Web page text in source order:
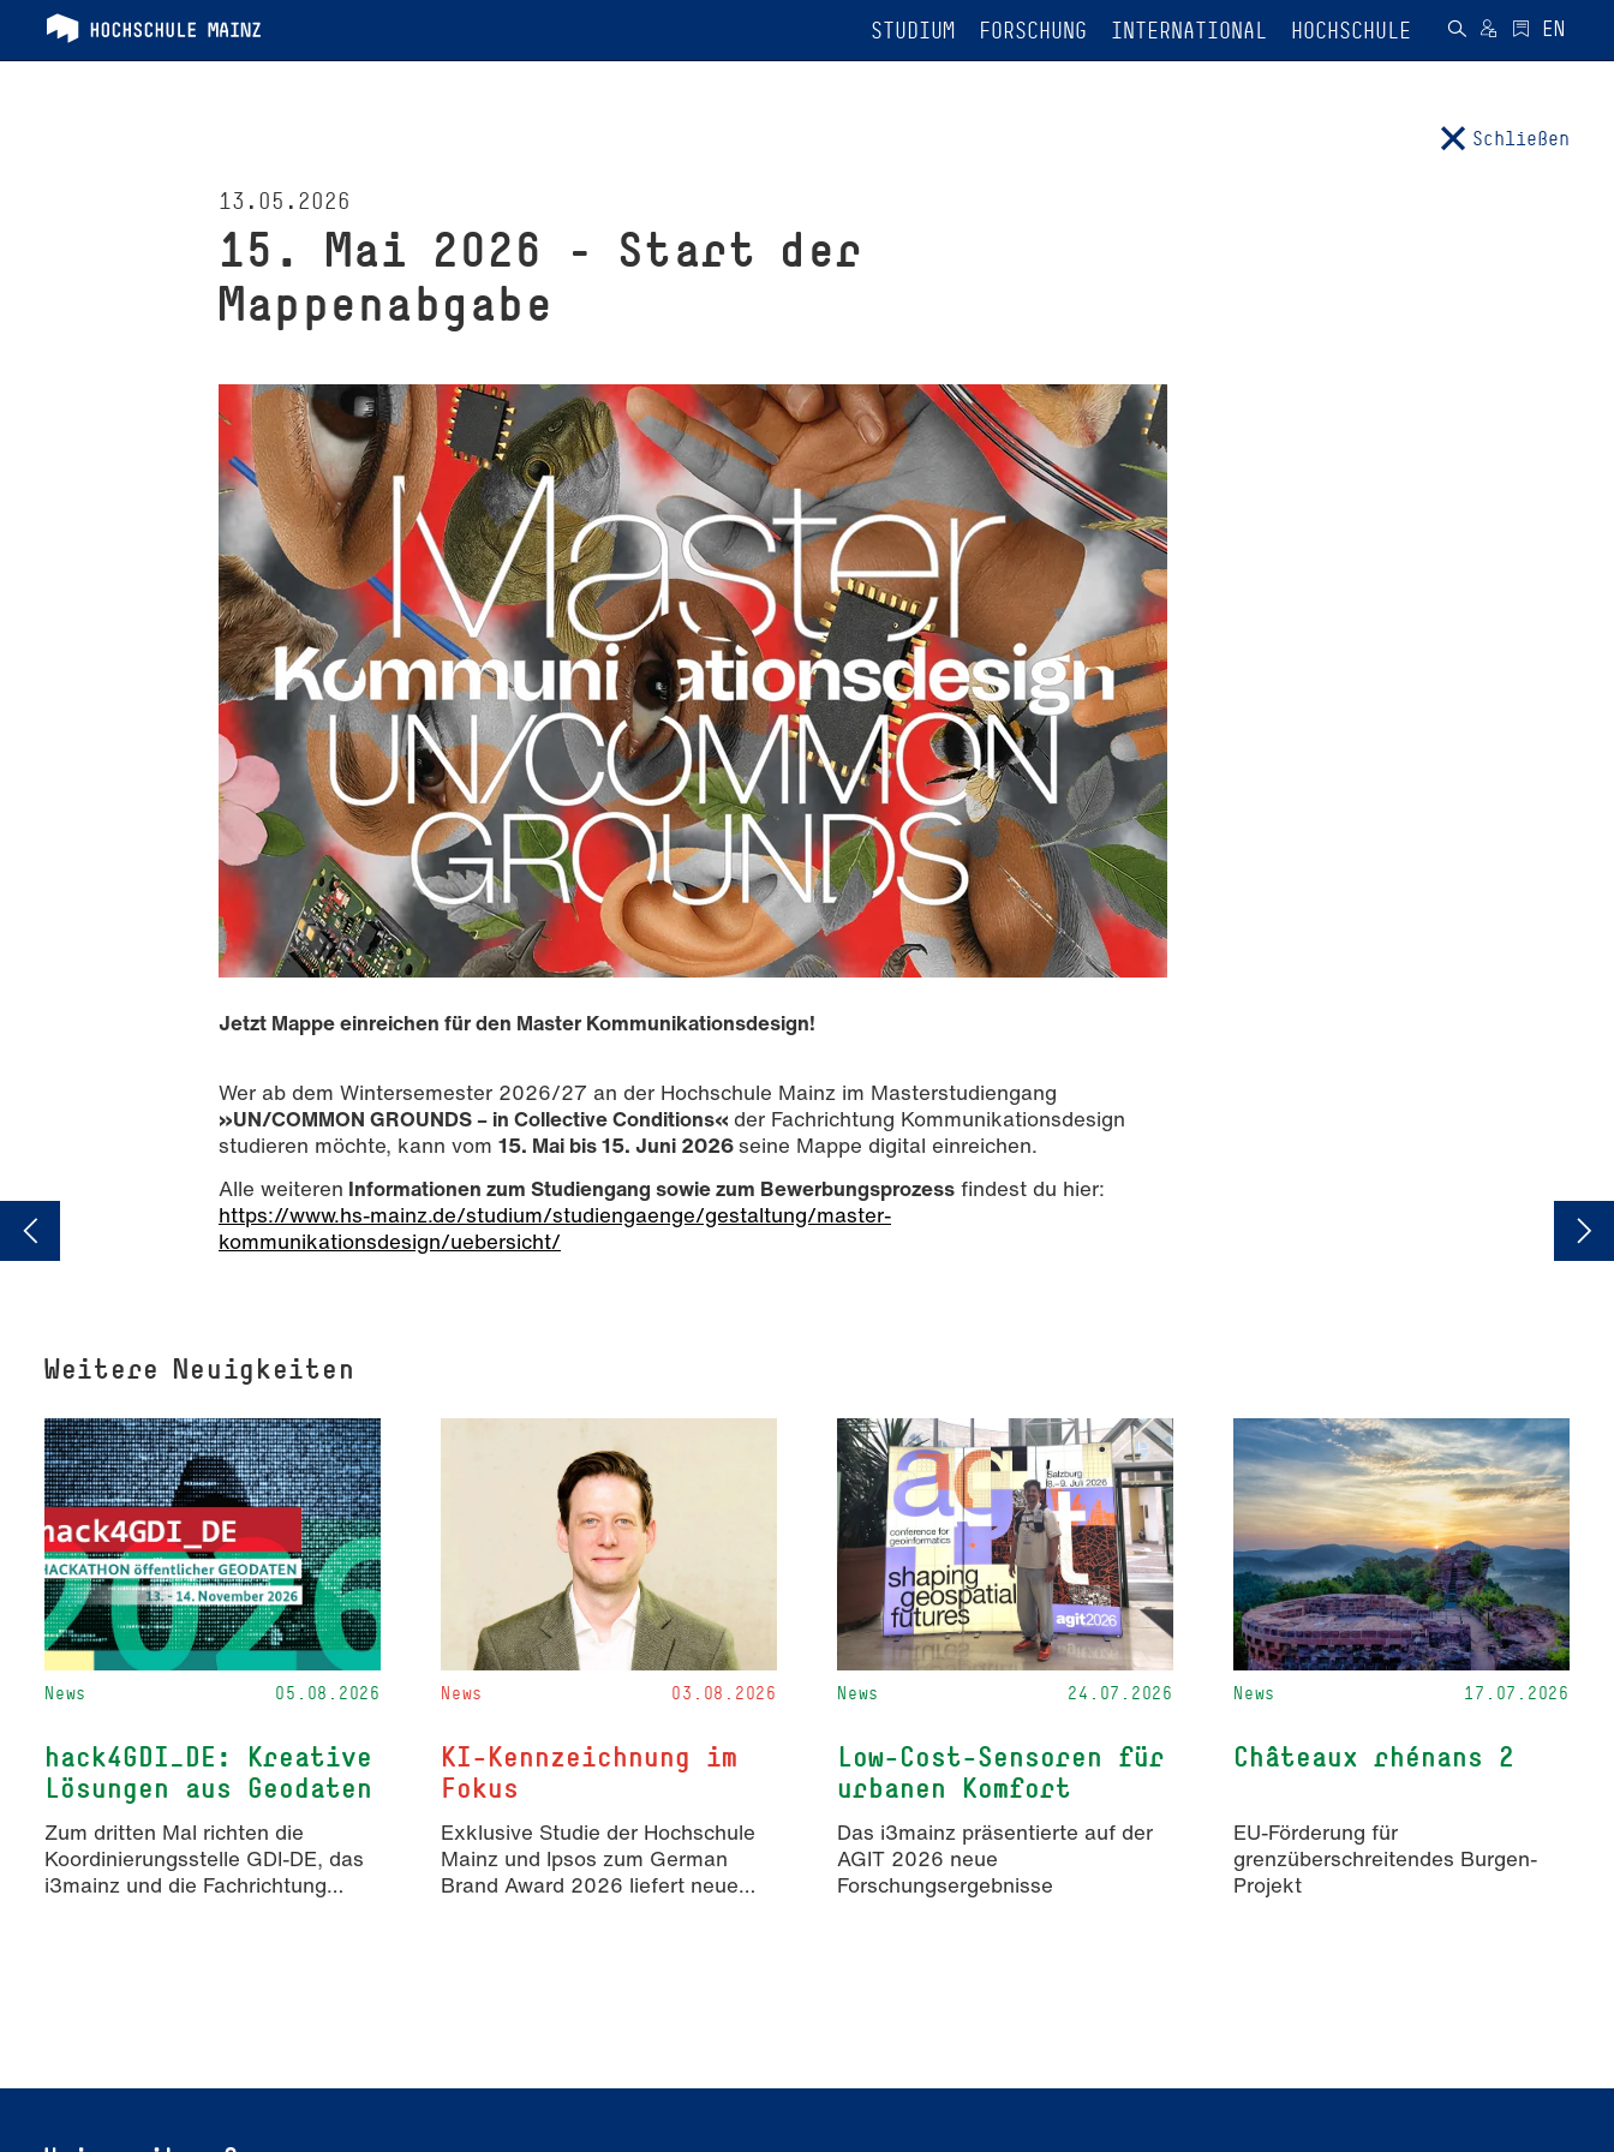
STUDIUM FORSCHUNG INTERNATIONAL HOCHSCHULE
Schließen
13.05.2026
15. Mai 2026 – Start der
Mappenabgabe
Jetzt Mappe einreichen für den Master Kommunikationsdesign!
Wer ab dem Wintersemester 2026/27 an der Hochschule Mainz im Masterstudiengang
»UN/COMMON GROUNDS – in Collective Conditions« der Fachrichtung Kommunikationsdesign
studieren möchte, kann vom 15. Mai bis 15. Juni 2026seine Mappe digital einreichen.
Alle weiteren Informationen zum Studiengang sowie zum Bewerbungsprozess findest du hier:
https://www.hs-mainz.de/studium/studiengaenge/gestaltung/master-
kommunikationsdesign/uebersicht/
Weitere Neuigkeiten
News 05.08.2026
hack4GDI_DE: Kreative
Lösungen aus Geodaten
Zum dritten Mal richten die
Koordinierungsstelle GDI-DE, das
i3mainz und die Fachrichtung
News 03.08.2026
KI-Kennzeichnung im
Fokus
Exklusive Studie der Hochschule
Mainz und Ipsos zum German
Brand Award 2026 liefert neue
News 24.07.2026
Low-Cost-Sensoren für
urbanen Komfort
Das i3mainz präsentierte auf der
AGIT 2026 neue
Forschungsergebnisse
News 17.07.2026
Châteaux rhénans 2
EU-Förderung für
grenzüberschreitendes Burgen-
Projekt